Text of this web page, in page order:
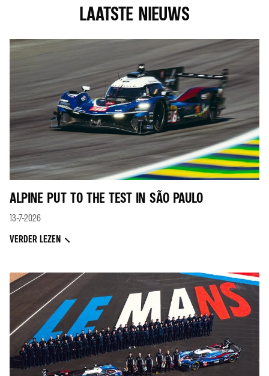
LAATSTE NIEUWS
ALPINE PUT TO THE TEST IN SÃO PAULO
13-7-2026
VERDER LEZEN